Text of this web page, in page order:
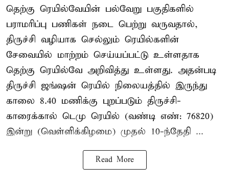
தெற்கு ரெயில்வேயின் பல்வேறு பகுதிகளில்
பராமரிப்பு பணிகள் நடை பெற்று வருவதால்,
திருச்சி வழியாக செல்லும் ரெயில்களின்
சேவையில் மாற்றம் செய்யப்பட்டு உள்ளதாக
தெற்கு ரெயில்வே அறிவித்து உள்ளது. அதன்படி
திருச்சி ஜங்ஷன் ரெயில் நிலையத்தில் இருந்து
காலை 8.40 மணிக்கு புறப்படும் திருச்சி-
காரைக்கால் டெமு ரெயில் (வண்டி எண்: 76820)
இன்று (வெள்ளிக்கிழமை) முதல் 10-ந்தேதி ...
Read More